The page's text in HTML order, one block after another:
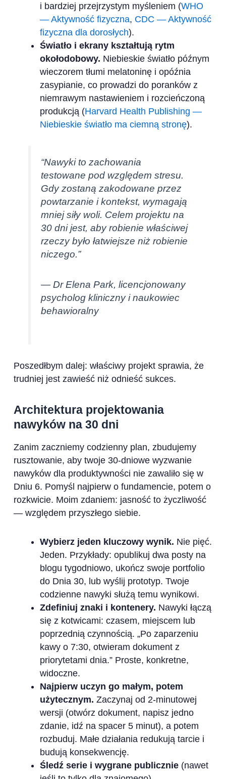
i bardziej przejrzystym myśleniem (WHO
— Aktywność fizyczna, CDC — Aktywność
fizyczna dla dorosłych).
Światło i ekrany kształtują rytm
okołodobowy. Niebieskie światło późnym
wieczorem tłumi melatoninę i opóźnia
zasypianie, co prowadzi do poranków z
niemrawym nastawieniem i rozcieńczoną
produkcją (Harvard Health Publishing —
Niebieskie światło ma ciemną stronę).
“Nawyki to zachowania
testowane pod względem stresu.
Gdy zostaną zakodowane przez
powtarzanie i kontekst, wymagają
mniej siły woli. Celem projektu na
30 dni jest, aby robienie właściwej
rzeczy było łatwiejsze niż robienie
niczego.”
— Dr Elena Park, licencjonowany
psycholog kliniczny i naukowiec
behawioralny
Poszedłbym dalej: właściwy projekt sprawia, że
trudniej jest zawieść niż odnieść sukces.
Architektura projektowania
nawyków na 30 dni
Zanim zaczniemy codzienny plan, zbudujemy
rusztowanie, aby twoje 30-dniowe wyzwanie
nawyków dla produktywności nie zawaliło się w
Dniu 6. Pomyśl najpierw o fundamencie, potem o
rozkwicie. Moim zdaniem: jasność to życzliwość
— względem przyszłego siebie.
Wybierz jeden kluczowy wynik. Nie pięć.
Jeden. Przykłady: opublikuj dwa posty na
blogu tygodniowo, ukończ swoje portfolio
do Dnia 30, lub wyślij prototyp. Twoje
codzienne nawyki służą temu wynikowi.
Zdefiniuj znaki i kontenery. Nawyki łączą
się z kotwicami: czasem, miejscem lub
poprzednią czynnością. „Po zaparzeniu
kawy o 7:30, otwieram dokument z
priorytetami dnia.” Proste, konkretne,
widoczne.
Najpierw uczyn go małym, potem
użytecznym. Zaczynaj od 2-minutowej
wersji (otwórz dokument, napisz jedno
zdanie, idź na spacer 5 minut), a potem
rozbuduj. Małe działania redukują tarcie i
budują konsekwencję.
Śledź serie i wygrane publicznie (nawet